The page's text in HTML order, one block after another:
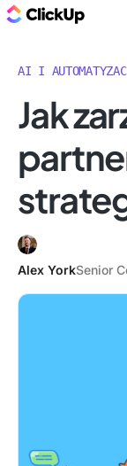
AI I
Jak
Alex YorkSenior